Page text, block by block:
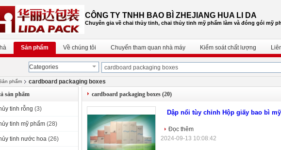
CÔNG TY TNHH BAO BÌ ZHEJIANG HUA LI DA
Chuyên gia về chai thủy tinh, chai thủy tinh mỹ phẩm làm và đóng gói mỹ
Sản phẩm Về chúng tôi Chuyến tham quan nhà máy Kiểm soát chất lượng
Categories
phẩm
cardboard packaging boxes
sản phẩm
tinh rỗng (3)
tinh mỹ phẩm (28)
tinh nước hoa (26)
cardboard packaging boxes (20)
Dập nổi tùy chỉnh Hộp giấy bao bì
Đọc thêm
2024-09-13 10:08:42